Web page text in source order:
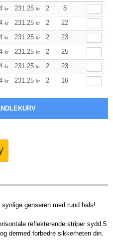
kr 231.25 kr 219.668
kr 231.25 kr 219.66 kr
22
kr 231.25 kr 219.66 kr
23
kr 231.25 kr 219.66 kr
25
kr 231.25 kr 219.66 kr
23
kr 231.25 kr 219.66 kr
16
genseren med rund hals!
reflekterende striper sydd 5
dermed forbedre sikkerheten din.